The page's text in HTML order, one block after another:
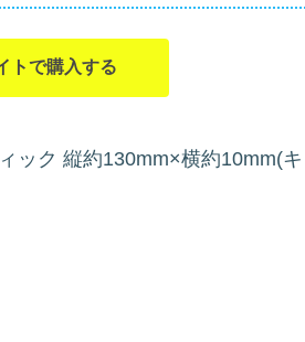
トで購入する
ック 縦約130mm×横約10mm(